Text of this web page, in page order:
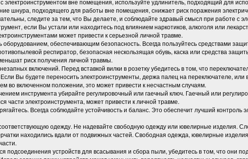
электроинструментом вне помещения, используйте удлинитель, подходящий для
шнура, подходящего для работы вне помещения, снижает риск поражения
следите за тем, что Вы делаете, и соблюдайте здравый смысл при работе с
если Вы устали или находитесь под влиянием наркотиков, алкоголя или
может привести к серьезной личной травме.
оборудованием, обеспечивающим безопасность. Всегда пользуйтесь средствами
респиратор, безопасная нескользящая обувь, каска или средства
риск получения личной травмы.
включений. Перед вставкой вилки в розетку убедитесь в том, что
Вы будете переносить электроинструменты, держа палец на переключателе, или
во включенном положении, это может привести к несчастным случаям.
инструмента убирайте регулировочный или гаечный ключ. Гаечный или
части электроинструмента, может привести к личной травме.
Всегда соблюдайте устойчивость и баланс. Это обеспечит лучший контроль
одежду. Не надевайте свободную одежду или ювелирные изделия.
находились вдали от подвижных частей. Свободная одежда, ювелирные
подсоединения устройств для всасывания и сбора пыли, убедитесь в том, что они